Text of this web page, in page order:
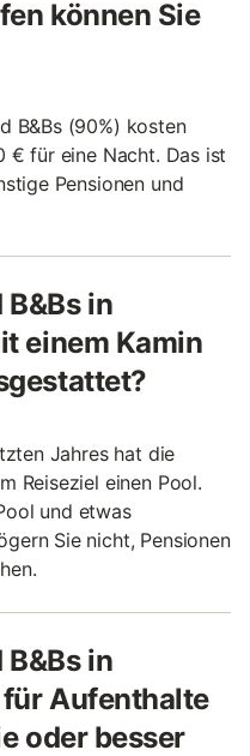
können Sie
B&Bs (90%) kosten
€ für eine Nacht. Das ist
Pensionen und
in
einem Kamin
Jahres hat die
Reiseziel einen Pool.
und etwas
Sie nicht, Pensionen
in
Aufenthalte
oder besser